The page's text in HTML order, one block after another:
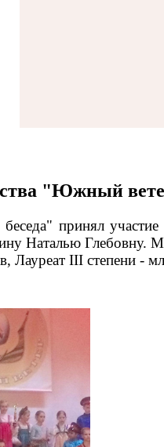
"Южный
беседа" принял
Наталью Глебовну.
Лауреат III степени -